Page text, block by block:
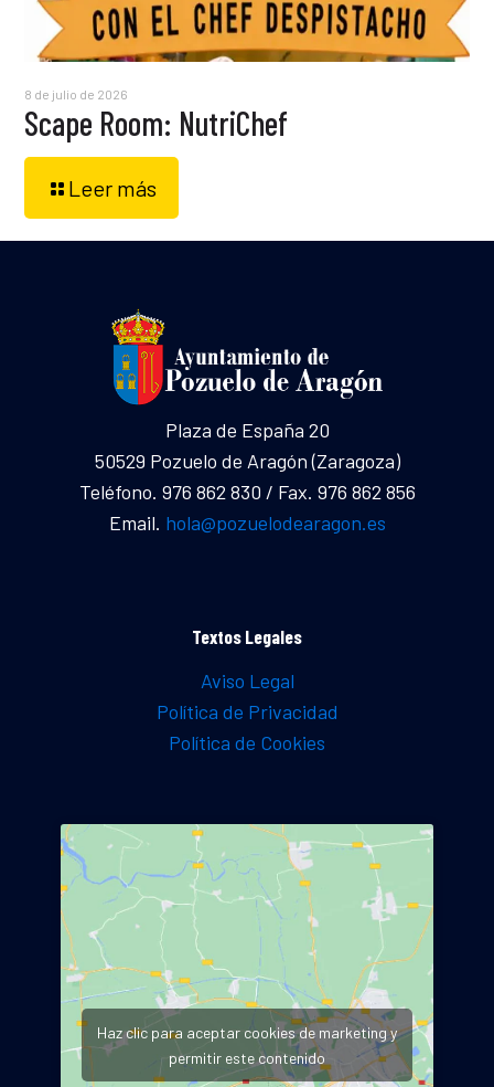
8 de julio de 2026
Scape Room: NutriChef
Leer más
Plaza de España 20
50529 Pozuelo de Aragón (Zaragoza)
Teléfono. 976 862 830 / Fax. 976 862 856
Email. hola@pozuelodearagon.es
Textos Legales
Aviso Legal
Política de Privacidad
Política de Cookies
Haz clic para aceptar cookies de marketing y
permitir este contenido